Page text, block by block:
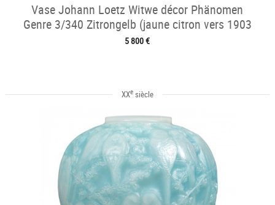
Vase Johann Loetz Witwe décor Phänomen
Genre 3/340 Zitrongelb (jaune citron vers 1903
5 800 €
XXesiècle